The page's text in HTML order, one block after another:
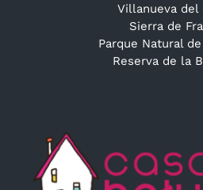
Villanueva del
Sierra de
Parque Natural
Reserva de la